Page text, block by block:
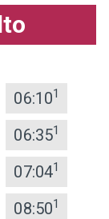
06:101
06:351
07:041
08:501